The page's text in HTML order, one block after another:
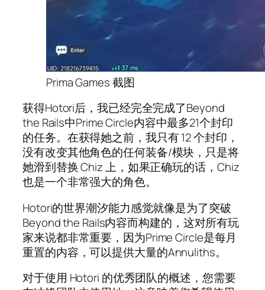
Prima Games 截图
获得Hotori后，我已经完全完成了Beyond
the Rails中Prime Circle内容中最多21个封印
的任务。在获得她之前，我只有 12 个封印，
没有改变其他角色的任何装备/模块，只是将
她滑到替换 Chiz 上，如果正确玩的话，Chiz
也是一个非常强大的角色。
Hotori的世界潮汐能力感觉就像是为了突破
Beyond the Rails内容而构建的，这对所有玩
家来说都非常重要，因为Prime Circle是每月
重置的内容，可以提供大量的Annuliths。
对于使用 Hotori 的优秀团队的概述，您需要